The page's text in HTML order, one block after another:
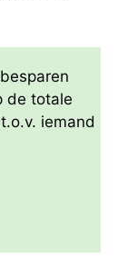
de totale
iemand